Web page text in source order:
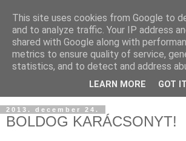
2013. december 24.
BOLDOG KARÁCSONYT!
This site uses cookies from Google to
and to analyze traffic. Your IP address
shared with Google along with
metrics to ensure quality of service,
statistics, and to detect and address
LEARN MORE GOT IT